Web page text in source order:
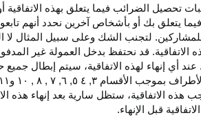
تحصيل الضرائب فيما يتعلق بهذه الاتفاقية
فيما يتعلق بك أو بأشخاص آخرين نحدد أنهم
لتجنب الشك وعلى سبيل المثال
سيعتبر خرقا لهذه الاتفاقية. قد نحتفظ بدخل العمولة
أي إنهاء لهذه
الاتفاقية، سيتم إبطال جميع
بموجب الأقسام ۳, ٤ ٥, ٦, ۷ , ۸ , ۱۰ و۱۱
هذه الاتفاقية، ستظل سارية بعد إنهاء هذه
قبل الإنهاء.